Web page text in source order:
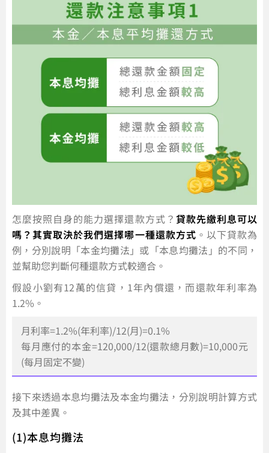
怎麼按照自身的能力選擇還款方式？ 貸款先繳利息可以
嗎？其實取決於我們選擇哪一種還款方式 。以下貸款為
例，分別說明「本金均攤法」或「本息均攤法」的不同，
並幫助您判斷何種還款方式較適合。
假設小劉有12萬的信貸，1年內償還，而還款年利率為
1.2%。
月利率=1.2%(年利率)/12(月)=0.1%
每月應付的本金=120,000/12(還款總月數)=10,000元
(每月固定不變)
接下來透過本息均攤法及本金均攤法，分別說明計算方式
及其中差異。
(1)本息均攤法